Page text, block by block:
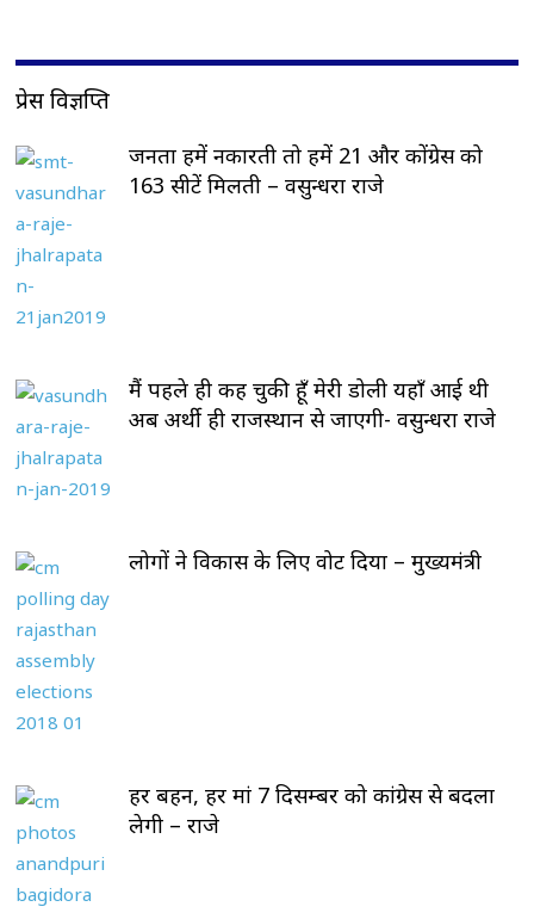
प्रेस विज्ञप्ति
जनता हमें नकारती तो हमें 21 और कोंग्रेस को
163 सीटें मिलती – वसुन्धरा राजे
मैं पहले ही कह चुकी हूँ मेरी डोली यहाँ आई थी
अब अर्थी ही राजस्थान से जाएगी- वसुन्धरा राजे
लोगों ने विकास के लिए वोट दिया – मुख्यमंत्री
हर बहन, हर मां 7 दिसम्बर को कांग्रेस से बदला
लेगी – राजे